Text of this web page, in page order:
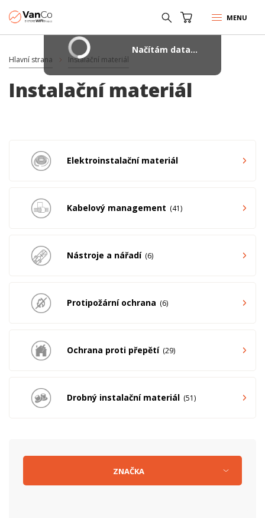
MENU
Hlavní strana Instalační materiál
Instalační materiál
Elektroinstalační materiál
Kabelový management 41
Nástroje a nářadí 6
Protipožární ochrana 6
Ochrana proti přepětí 29
Drobný instalační materiál 51
ZNAČKA
Načítám data...